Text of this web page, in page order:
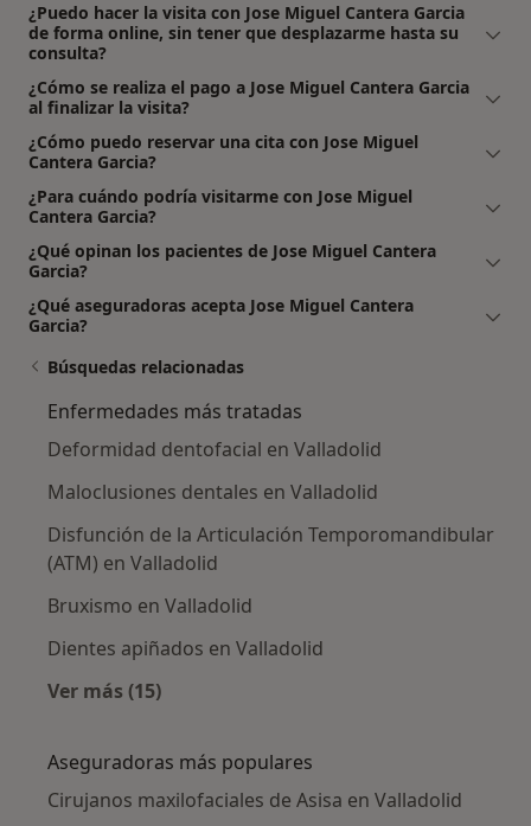
¿Puedo hacer la visita con Jose Miguel Cantera Garcia
de forma online, sin tener que desplazarme hasta su
consulta?
¿Cómo se realiza el pago a Jose Miguel Cantera Garcia
al finalizar la visita?
¿Cómo puedo reservar una cita con Jose Miguel
Cantera Garcia?
¿Para cuándo podría visitarme con Jose Miguel
Cantera Garcia?
¿Qué opinan los pacientes de Jose Miguel Cantera
Garcia?
¿Qué aseguradoras acepta Jose Miguel Cantera
Garcia?
Búsquedas relacionadas
Enfermedades más tratadas
Deformidad dentofacial en Valladolid
Maloclusiones dentales en Valladolid
Disfunción de la Articulación Temporomandibular
(ATM) en Valladolid
Bruxismo en Valladolid
Dientes apiñados en Valladolid
Ver más (15)
Aseguradoras más populares
Cirujanos maxilofaciales de Asisa en Valladolid